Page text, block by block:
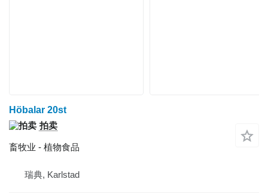
Höbalar 20st
拍卖
畜牧业 - 植物食品
瑞典, Karlstad